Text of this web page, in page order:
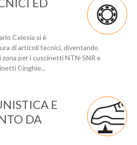
Celesia si è
di articoli tecnici, diventando
per i cuscinetti NTN-SNR e
Cinghie...
E
DA